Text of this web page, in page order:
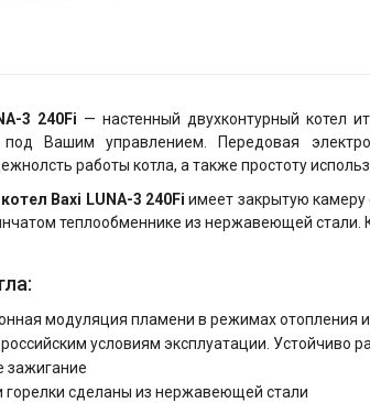
3 240Fi — настенный двухконтурный котел
Вашим управлением. Передовая
работы котла, а также простоту
Baxi LUNA-3 240Fi имеет закрытую камеру
теплообменнике из нержавеющей
модуляция пламени в режимах отопления
условиям эксплуатации. Устойчиво
зажигание
горелки сделаны из нержавеющей стали